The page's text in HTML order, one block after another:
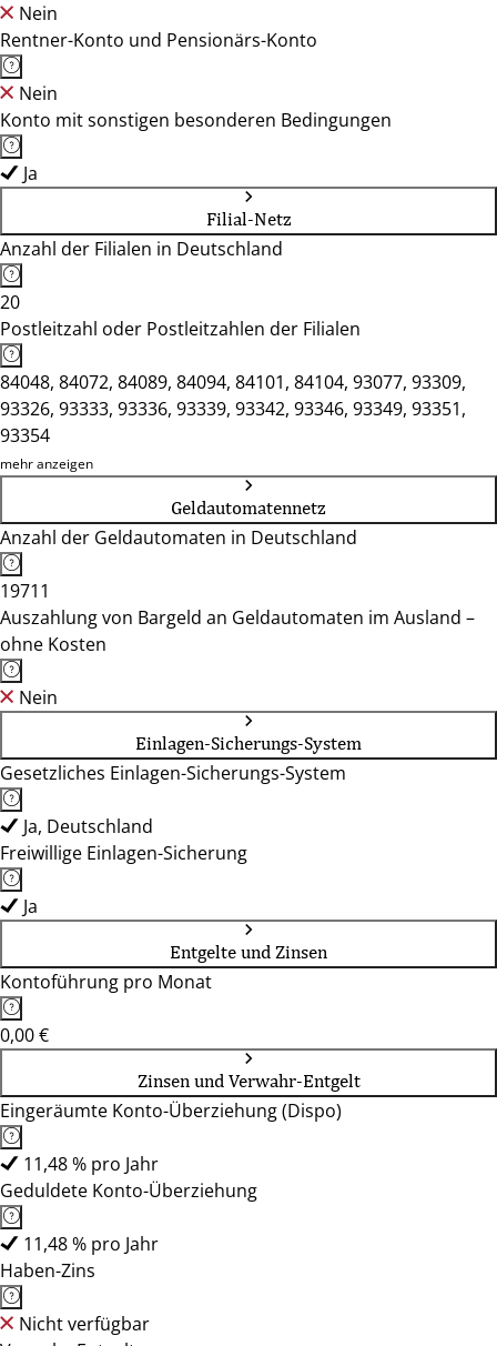
Nein
Rentner-Konto und Pensionärs-Konto
Nein
Konto mit sonstigen besonderen Bedingungen
Ja
Filial-Netz
Anzahl der Filialen in Deutschland
20
Postleitzahl oder Postleitzahlen der Filialen
84048, 84072, 84089, 84094, 84101, 84104, 93077, 93309,
93326, 93333, 93336, 93339, 93342, 93346, 93349, 93351,
93354
mehr anzeigen
Geldautomatennetz
Anzahl der Geldautomaten in Deutschland
19711
Auszahlung von Bargeld an Geldautomaten im Ausland –
ohne Kosten
Nein
Einlagen-Sicherungs-System
Gesetzliches Einlagen-Sicherungs-System
Ja, Deutschland
Freiwillige Einlagen-Sicherung
Ja
Entgelte und Zinsen
Kontoführung pro Monat
0,00 €
Zinsen und Verwahr-Entgelt
Eingeräumte Konto-Überziehung (Dispo)
11,48 % pro Jahr
Geduldete Konto-Überziehung
11,48 % pro Jahr
Haben-Zins
Nicht verfügbar